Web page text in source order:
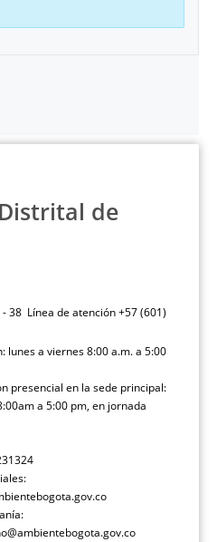
de
38 Línea de atención +57 (601)
lunes a viernes 8:00 a.m. a 5:00
presencial en la sede principal:
a 5:00 pm, en jornada